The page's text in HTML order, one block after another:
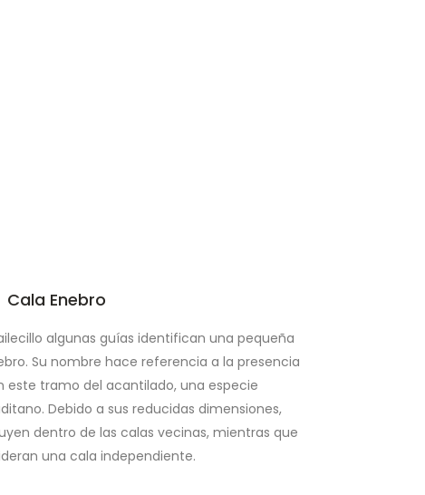
Cala Enebro
algunas guías identifican una pequeña
Su nombre hace referencia a la presencia
este tramo del acantilado, una especie
Debido a sus reducidas dimensiones,
dentro de las calas vecinas, mientras que
una cala independiente.